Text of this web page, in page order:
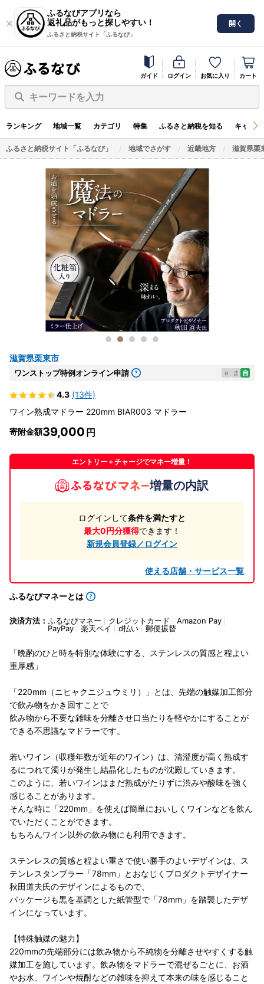
ふるなびアプリなら
返礼品がもっと探しやすい！
ふるさと納税サイト「ふるなび」
開く
ガイド ログイン お気に入り カート
キーワードを入力
ランキング 地域一覧 カテゴリ 特集 ふるさと納税を知る キャン
ふるさと納税サイト「ふるなび」 地域でさがす 近畿地方 滋賀県栗
滋賀県栗東市
ワンストップ特例オンライン申請 e ま 自
4.3 (13件)
ワイン熟成マドラー 220mm BIAR003 マドラー
寄附金額39,000
エントリー＋チャージでマネー増量！
増量の内訳
ログインして条件を満たすと
最大0円分獲得できます！
新規会員登録／ログイン
使える店舗・サービス一覧
ふるなびマネーとは
決済方法： ふるなびマネー クレジットカード
Amazon Pay
PayPay
楽天ペイ d払い 郵便振替
「晩酌のひと時を特別な体験にする、ステンレスの質感と程よい
重厚感」
「220mm（ニヒャクニジュウミリ）」とは、先端の触媒加工部分
で飲み物をかき回すことで
飲み物から不要な雑味を分離させ口当たりを軽やかにすることが
できる不思議なマドラーです。
若いワイン（収穫年数が近年のワイン）は、清澄度が高く熟成す
るにつれて濁りが発生し結晶化したものが沈殿していきます。
このように、若いワインはまだ熟成がたりずに渋みや酸味を強く
感じることがあります。
そんな時に「220mm」を使えば簡単においしくワインなどを飲ん
でいただくことができます。
もちろんワイン以外の飲み物にも利用できます。
ステンレスの質感と程よい重さで使い勝手のよいデザインは、ス
テンレスタンブラー「78mm」とおなじくプロダクトデザイナー
秋田道夫氏のデザインによるもので、
パッケージも黒を基調とした紙管型で「78mm」を踏襲したデザ
インになっています。
【特殊触媒の魅力】
220mmの先端部分には飲み物から不純物を分離させやすくする触
媒加工を施しています。飲み物をマドラーで混ぜるごとに、お酒
やお水、ワインや焼酎などの雑味を抑えて本来の味を感じること